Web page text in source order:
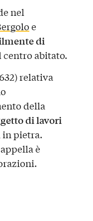
nel
e
di
abitato.
relativa
della
di lavori
pietra.
è